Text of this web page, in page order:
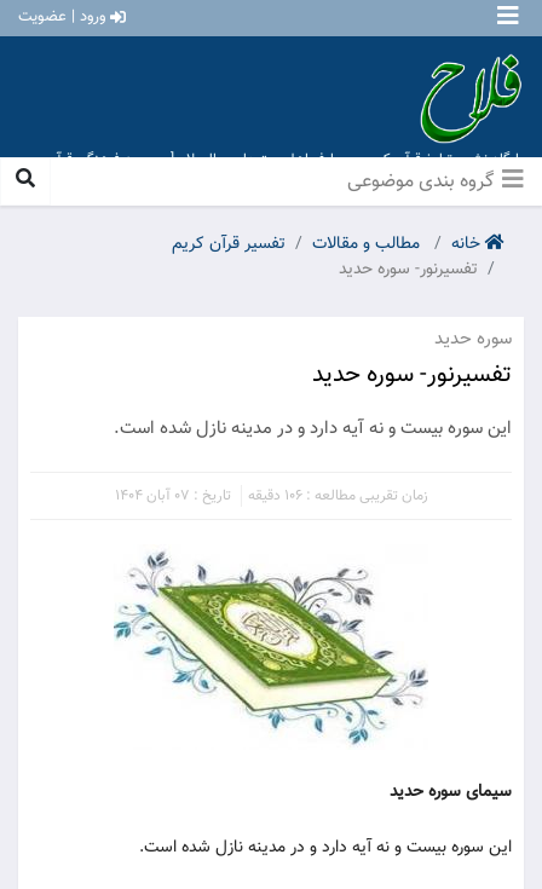
ورود | عضویت
پایگاه نشر و تبلیغ قرآن کریم و معارف اهل بیت علیهم السلام [ موسسه فرهنگی قرآن و
عترت منهاج عشق آباد ]
خانه مطالب و مقالات
تفسیر قرآن کریم
تفسیرنور- سوره حدید
سوره حدید
تفسیرنور- سوره حدید
این سوره بیست و نه آیه دارد و در مدینه نازل شده است.
زمان تقریبی مطالعه : 106 دقیقه تاریخ : 07 آبان 1404
سیمای سوره حدید
این سوره بیست و نه آیه دارد و در مدینه نازل شده است.